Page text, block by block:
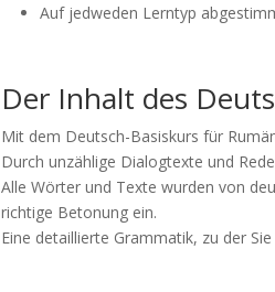
Auf jedweden Lerntyp
Der Inhalt des
Mit dem Deutsch-Basiskurs für
Durch unzählige Dialogtexte und
Alle Wörter und Texte wurden von
richtige Betonung ein.
Eine detaillierte Grammatik, zu der